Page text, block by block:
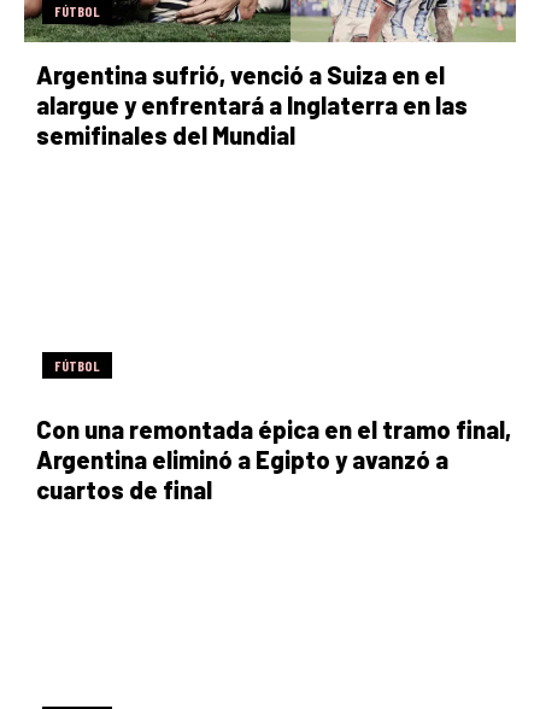
FÚTBOL
Argentina sufrió, venció a Suiza en el
alargue y enfrentará a Inglaterra en las
semifinales del Mundial
FÚTBOL
Con una remontada épica en el tramo final,
Argentina eliminó a Egipto y avanzó a
cuartos de final